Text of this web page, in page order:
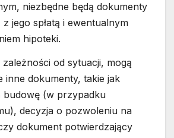
niezbędne będą dokumenty
z jego spłatą i ewentualnym
hipoteki.
od sytuacji, mogą
inne dokumenty, takie jak
budowę (w przypadku
decyzja o pozwoleniu na
dokument potwierdzający